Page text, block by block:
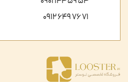
71 76 649 0912